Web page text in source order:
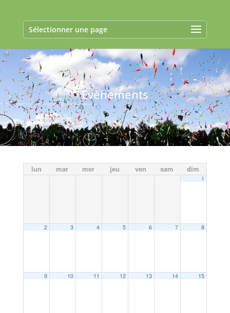
Sélectionner une page
Evènements
lun mar mer jeu ven sam dim
1
2 3 4 5 6 7 8
9 10 11 12 13 14 15